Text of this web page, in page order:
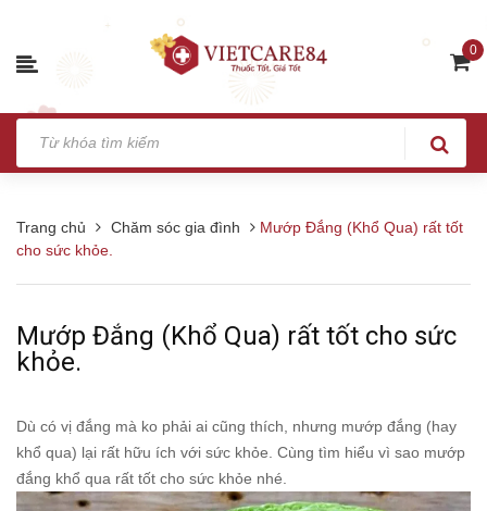
0
Trang chủ Chăm sóc gia đình
Mướp Đắng (Khổ Qua) rất tốt
cho sức khỏe.
Mướp Đắng (Khổ Qua) rất tốt cho sức
khỏe.
Dù có vị đắng mà ko phải ai cũng thích, nhưng mướp đắng (hay
khổ qua) lại rất hữu ích với sức khỏe. Cùng tìm hiểu vì sao mướp
đắng khổ qua rất tốt cho sức khỏe nhé.